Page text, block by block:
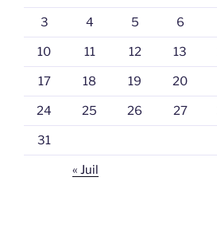
3 4 5 6
10 11 12 13
17 18 19 20
24 25 26 27
31
« Juil